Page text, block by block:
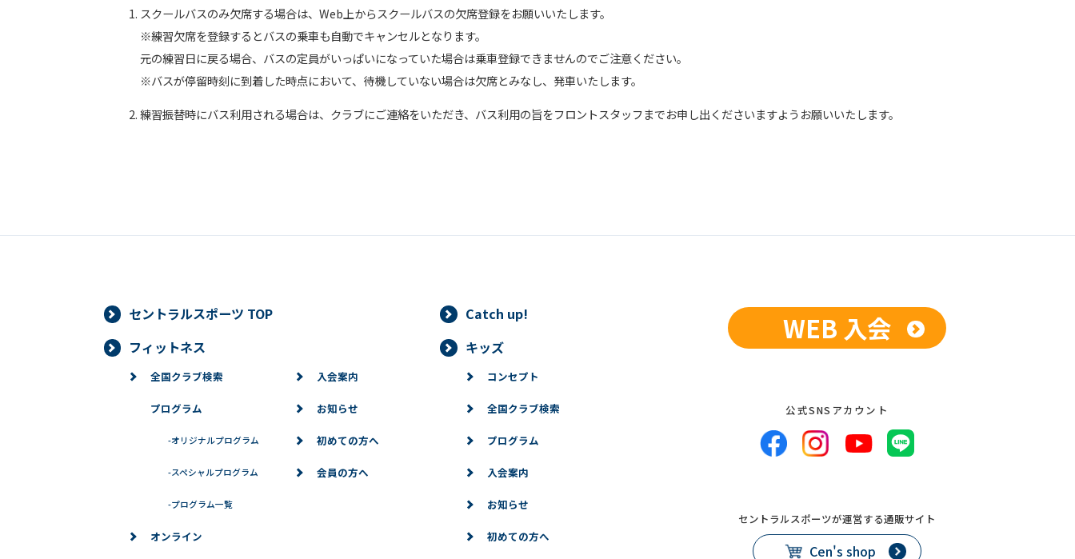
スクールバスのみ欠席する場合は、Web上からスクールバスの欠席登録をお願いいたします。
※練習欠席を登録するとバスの乗車も自動でキャンセルとなります。
元の練習日に戻る場合、バスの定員がいっぱいになっていた場合は乗車登録できませんのでご注意ください。
※バスが停留時刻に到着した時点において、待機していない場合は欠席とみなし、発車いたします。
練習振替時にバス利用される場合は、クラブにご連絡をいただき、バス利用の旨をフロントスタッフまでお申し出くださいますようお願いいたします。
セントラルスポーツ TOP
Catch up!
フィットネス
全国クラブ検索
プログラム
-オリジナルプログラム
-スペシャルプログラム
-プログラム一覧
オンライン
入会案内
お知らせ
初めての方へ
会員の方へ
キッズ
コンセプト
全国クラブ検索
プログラム
入会案内
お知らせ
初めての方へ
WEB 入会
公式SNSアカウント
セントラルスポーツが運営する通販サイト
Cen's shop